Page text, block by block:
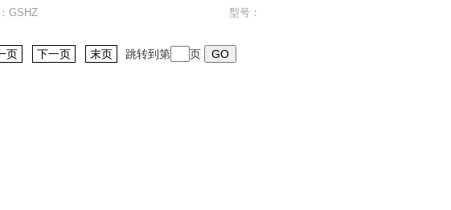
GSHZ 型号：
页 下一页 末页 跳转到第 页